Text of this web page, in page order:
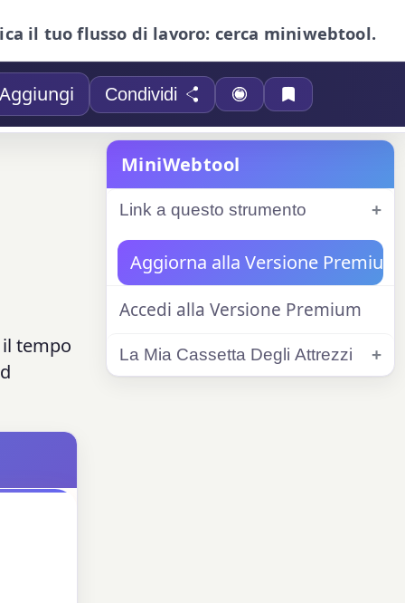
il tuo flusso di lavoro: cerca miniwebtool.
Aggiungi Condividi
tempo
MiniWebtool
Link a questo strumento
Aggiorna alla Versione Premium
Accedi alla Versione Premium
La Mia Cassetta Degli Attrezzi